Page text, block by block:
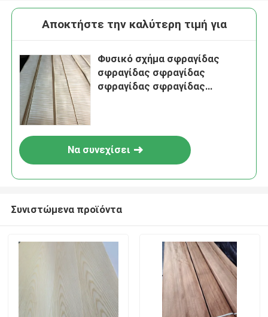
Αποκτήστε την καλύτερη τιμή για
Φυσικό σχήμα σφραγίδας
σφραγίδας σφραγίδας
σφραγίδας σφραγίδας
Να συνεχίσει
Συνιστώμενα προϊόντα